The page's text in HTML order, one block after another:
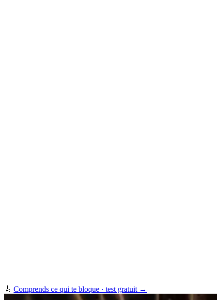
🎸 Comprends ce qui te bloque · test gratuit →